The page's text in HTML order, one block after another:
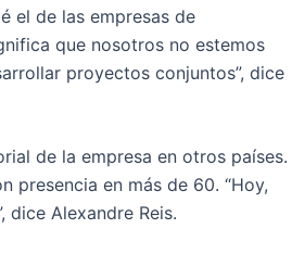
el de las empresas de
que nosotros no estemos
proyectos conjuntos”, dice
de la empresa en otros países.
presencia en más de 60. “Hoy,
Alexandre Reis.